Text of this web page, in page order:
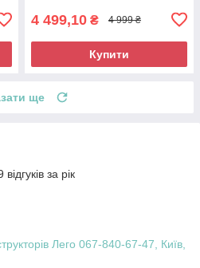
4 499,10 ₴ 4 999 ₴
Купити
ще
за рік
Лего 067-840-67-47, Київ,